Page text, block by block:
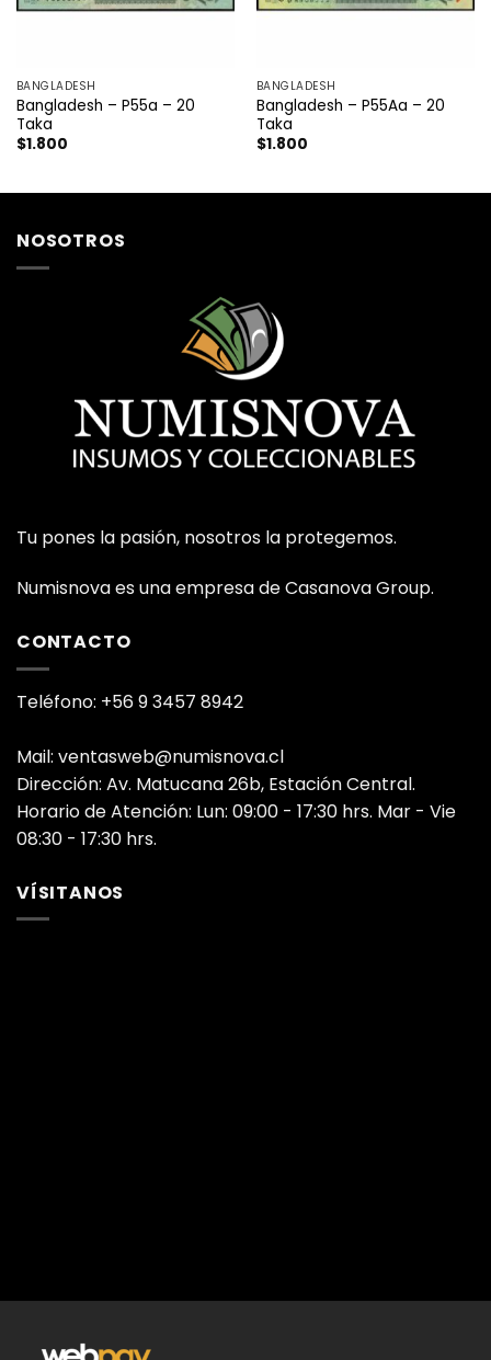
BANGLADESH
Bangladesh – P55a – 20
Taka
$1.800
BANGLADESH
Bangladesh – P55Aa – 20
Taka
$1.800
NOSOTROS
Tu pones la pasión, nosotros la protegemos.
Numisnova es una empresa de Casanova Group.
CONTACTO
Teléfono: +56 9 3457 8942
Mail: ventasweb@numisnova.cl
Dirección: Av. Matucana 26b, Estación Central.
Horario de Atención: Lun: 09:00 - 17:30 hrs. Mar - Vie
08:30 - 17:30 hrs.
VÍSITANOS